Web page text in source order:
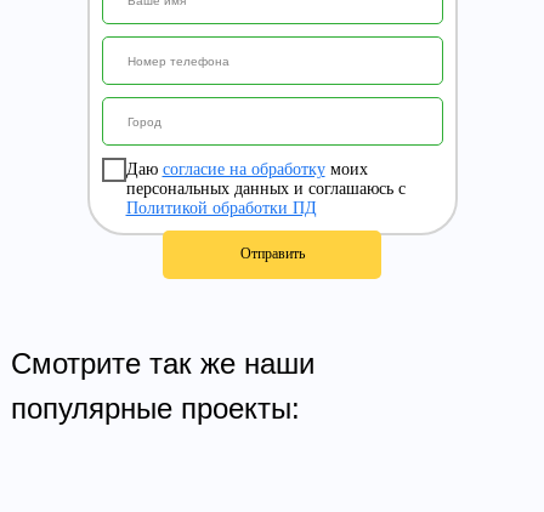
Даю согласие на обработкумоих
персональных данных и соглашаюсь с
Политикой обработки ПД
Отправить
Смотрите так же наши
популярные проекты: